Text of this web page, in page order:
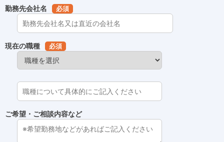
勤務先会社名 必須
現在の職種 必須
ご希望・ご相談内容など